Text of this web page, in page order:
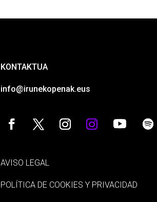
KONTAKTUA
info@irunekopenak.eus
AVISO LEGAL
POLÍTICA DE COOKIES Y PRIVACIDAD